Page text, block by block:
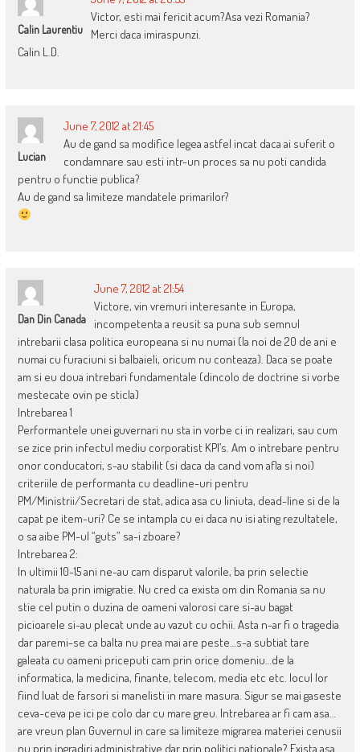
Calin Laurentiu
Victor, esti mai fericit acum?Asa vezi Romania?
Merci daca imiraspunzi.
Calin L.D.
Lucian
June 7, 2012 at 21:45
Au de gand sa modifice legea astfel incat daca ai suferit o
condamnare sau esti intr-un proces sa nu poti candida
pentru o functie publica?
Au de gand sa limiteze mandatele primarilor?
Dan Din Canada
June 7, 2012 at 21:54
Victore, vin vremuri interesante in Europa,
incompetenta a reusit sa puna sub semnul
intrebarii clasa politica europeana si nu numai (la noi de 20 de ani e
numai cu furaciuni si balbaieli, oricum nu conteaza). Daca se poate
am si eu doua intrebari fundamentale (dincolo de doctrine si vorbe
mestecate ovin pe sticla)
Intrebarea 1
Performantele unei guvernari nu sta in vorbe ci in realizari, sau cum
se zice prin infectul mediu corporatist KPI’s. Am o intrebare pentru
onor conducatori, s-au stabilit (si daca da cand vom afla si noi)
criteriile de performanta cu deadline-uri pentru
PM/Ministrii/Secretari de stat, adica asa cu liniuta, dead-line si de la
capat pe item-uri? Ce se intampla cu ei daca nu isi ating rezultatele,
o sa aibe PM-ul “guts” sa-i zboare?
Intrebarea 2:
In ultimii 10-15 ani ne-au cam disparut valorile, ba prin selectie
naturala ba prin imigratie. Nu cred ca exista om din Romania sa nu
stie cel putin o duzina de oameni valorosi care si-au bagat
picioarele si-au plecat unde au vazut cu ochii. Asta n-ar fi o tragedia
dar paremi-se ca balta nu prea mai are peste…s-a subtiat tare
galeata cu oameni priceputi cam prin orice domeniu…de la
informatica, la medicina, finante, telecom, media etc etc. locul lor
fiind luat de farsori si manelisti in mare masura. Sigur se mai gaseste
ceva-ceva pe ici pe colo dar cu mare greu. Intrebarea ar fi cam asa…
are vreun plan Guvernul in care sa limiteze migrarea materiei cenusii
nu prin ingradiri administrative dar prin politici nationale? Exista asa